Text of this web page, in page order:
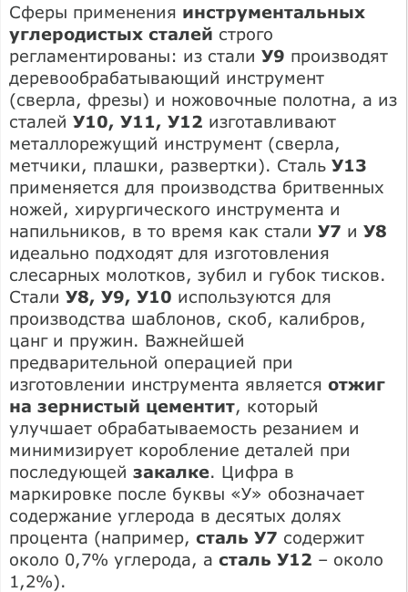
Сферы применения инструментальных
углеродистых сталей строго
регламентированы: из стали У9 производят
деревообрабатывающий инструмент
(сверла, фрезы) и ножовочные полотна, а из
сталей У10, У11, У12 изготавливают
металлорежущий инструмент (сверла,
метчики, плашки, развертки). Сталь У13
применяется для производства бритвенных
ножей, хирургического инструмента и
напильников, в то время как стали У7 и У8
идеально подходят для изготовления
слесарных молотков, зубил и губок тисков.
Стали У8, У9, У10 используются для
производства шаблонов, скоб, калибров,
цанг и пружин. Важнейшей
предварительной операцией при
изготовлении инструмента является отжиг
на зернистый цементит, который
улучшает обрабатываемость резанием и
минимизирует коробление деталей при
последующей закалке. Цифра в
маркировке после буквы «У» обозначает
содержание углерода в десятых долях
процента (например, сталь У7 содержит
около 0,7% углерода, а сталь У12 – около
1,2%).